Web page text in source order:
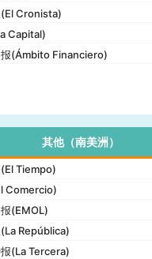
Cronista)
Capital)
(Ámbito Financiero)
其他（南美洲）
Tiempo)
Comercio)
(EMOL)
República)
(La Tercera)